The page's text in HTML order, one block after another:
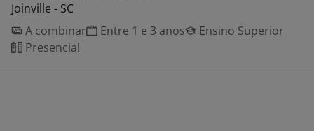
Joinville - SC
A combinar
Entre 1 e 3 anos
Ensino Superior
Presencial